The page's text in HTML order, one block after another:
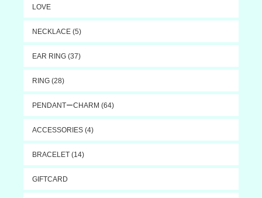
LOVE
NECKLACE (5)
EAR RING (37)
RING (28)
PENDANTーCHARM (64)
ACCESSORIES (4)
BRACELET (14)
GIFTCARD